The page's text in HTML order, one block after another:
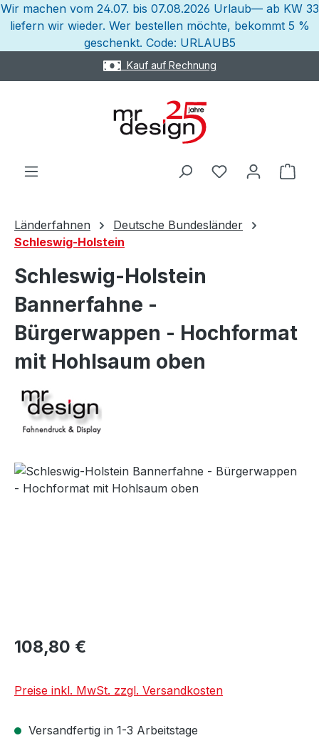
Zum Hauptinhalt springen
Wir machen vom 24.07. bis 07.08.2026 Urlaub— ab KW 33
liefern wir wieder. Wer bestellen möchte, bekommt 5 %
geschenkt. Code: URLAUB5
Express Versand möglich
Länderfahnen
Deutsche Bundesländer
Schleswig-Holstein
Schleswig-Holstein
Bannerfahne -
Bürgerwappen - Hochformat
mit Hohlsaum oben
Bildergalerie überspringen
108,80 €
Preise inkl. MwSt. zzgl. Versandkosten
Versandfertig in 1-3 Arbeitstage